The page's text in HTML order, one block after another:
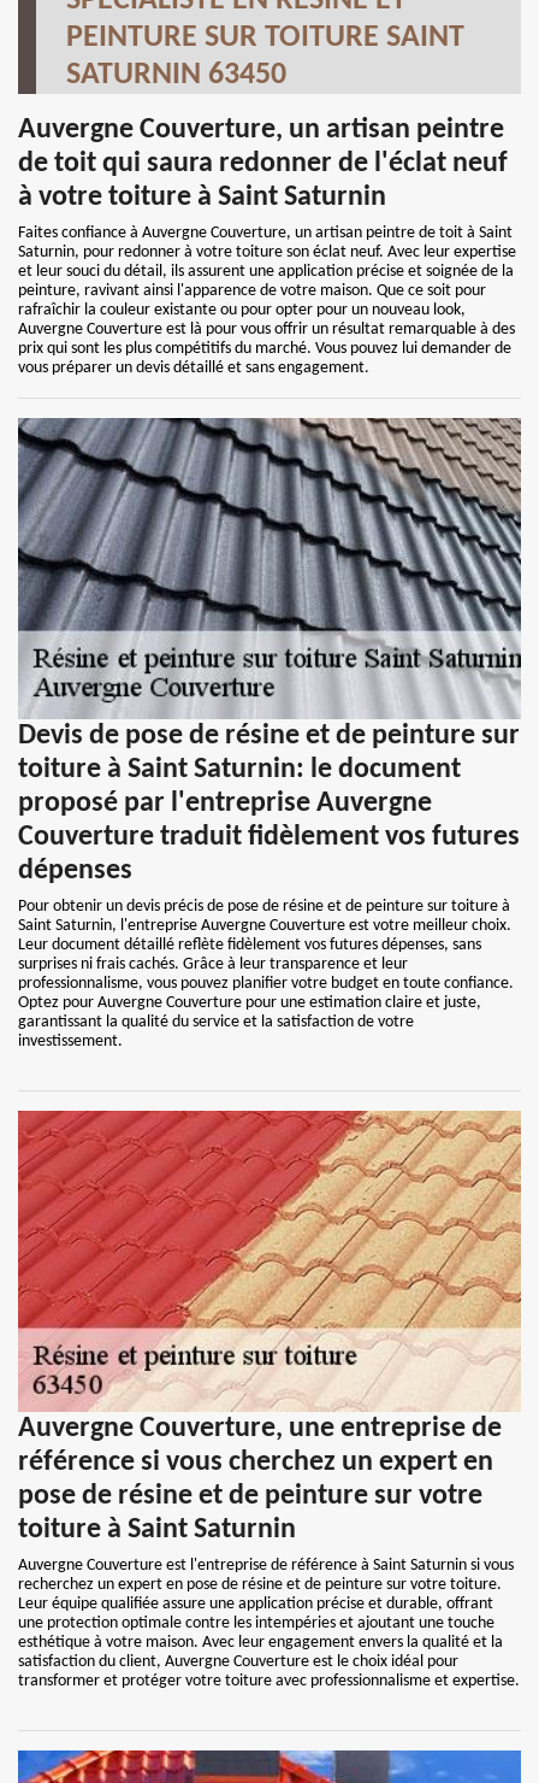
PEINTURE SUR TOITURE SAINT
SATURNIN 63450
Auvergne Couverture, un artisan peintre
de toit qui saura redonner de l'éclat neuf
à votre toiture à Saint Saturnin
Faites confiance à Auvergne Couverture, un artisan peintre de toit à Saint
Saturnin, pour redonner à votre toiture son éclat neuf. Avec leur expertise
et leur souci du détail, ils assurent une application précise et soignée de la
peinture, ravivant ainsi l'apparence de votre maison. Que ce soit pour
rafraîchir la couleur existante ou pour opter pour un nouveau look,
Auvergne Couverture est là pour vous offrir un résultat remarquable à des
prix qui sont les plus compétitifs du marché. Vous pouvez lui demander de
vous préparer un devis détaillé et sans engagement.
Devis de pose de résine et de peinture sur
toiture à Saint Saturnin: le document
proposé par l'entreprise Auvergne
Couverture traduit fidèlement vos futures
dépenses
Pour obtenir un devis précis de pose de résine et de peinture sur toiture à
Saint Saturnin, l'entreprise Auvergne Couverture est votre meilleur choix.
Leur document détaillé reflète fidèlement vos futures dépenses, sans
surprises ni frais cachés. Grâce à leur transparence et leur
professionnalisme, vous pouvez planifier votre budget en toute confiance.
Optez pour Auvergne Couverture pour une estimation claire et juste,
garantissant la qualité du service et la satisfaction de votre
investissement.
Auvergne Couverture, une entreprise de
référence si vous cherchez un expert en
pose de résine et de peinture sur votre
toiture à Saint Saturnin
Auvergne Couverture est l'entreprise de référence à Saint Saturnin si vous
recherchez un expert en pose de résine et de peinture sur votre toiture.
Leur équipe qualifiée assure une application précise et durable, offrant
une protection optimale contre les intempéries et ajoutant une touche
esthétique à votre maison. Avec leur engagement envers la qualité et la
satisfaction du client, Auvergne Couverture est le choix idéal pour
transformer et protéger votre toiture avec professionnalisme et expertise.